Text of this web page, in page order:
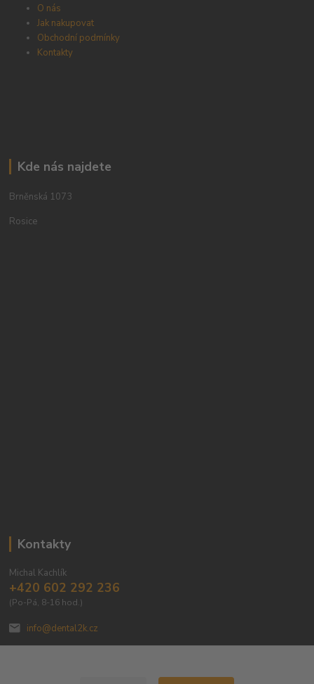
O nás
Jak nakupovat
Obchodní podmínky
Kontakty
Kde nás najdete
Brněnská 1073
Rosice
Kontakty
Michal Kachlík
+420 602 292 236
(Po-Pá, 8-16 hod.)
info@dental2k.cz